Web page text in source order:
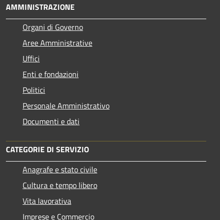
AMMINISTRAZIONE
Organi di Governo
Aree Amministrative
Uffici
Enti e fondazioni
Politici
Personale Amministrativo
Documenti e dati
CATEGORIE DI SERVIZIO
Anagrafe e stato civile
Cultura e tempo libero
Vita lavorativa
Imprese e Commercio